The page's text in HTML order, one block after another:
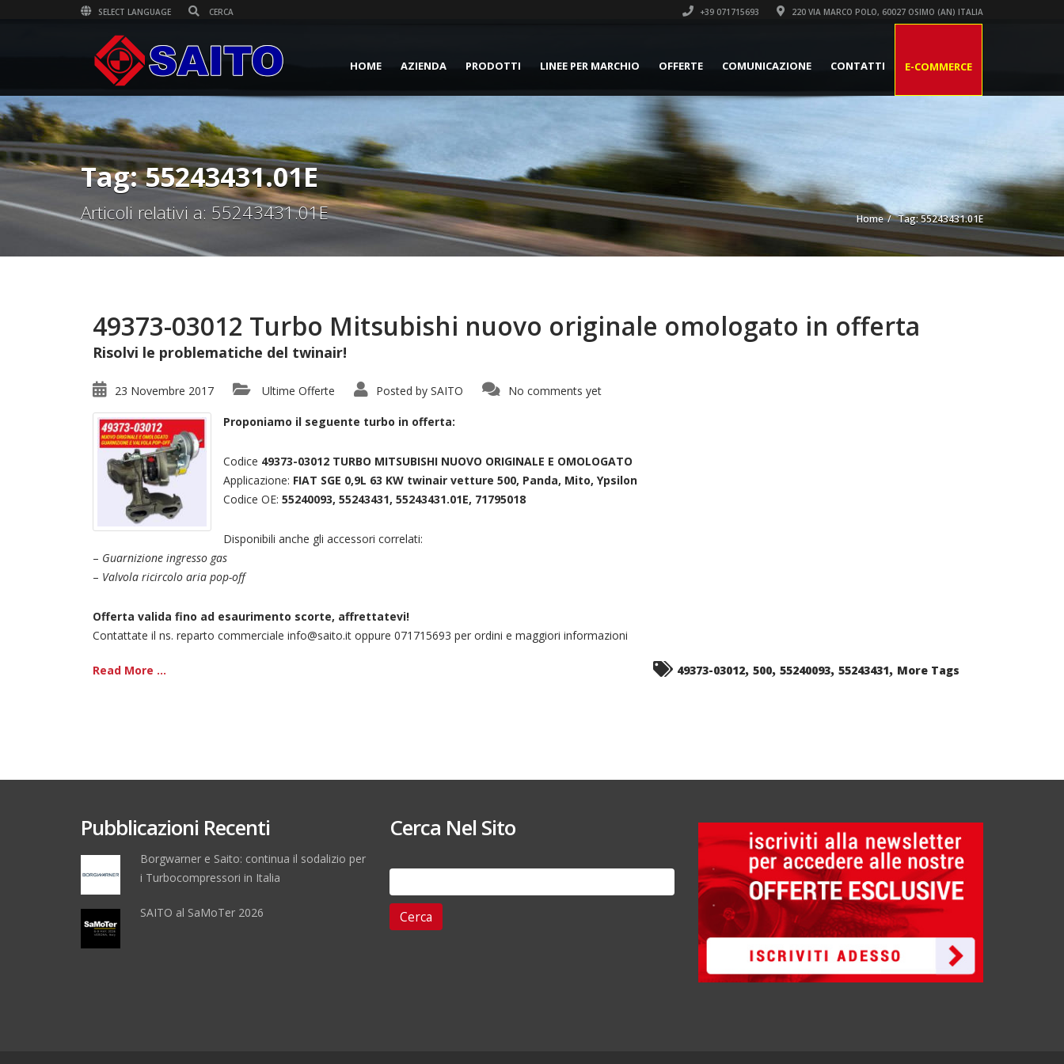
SELECT LANGUAGE +39 071715693 220 VIA MARCO POLO, 60027 OSIMO (AN) ITALIA
HOME AZIENDA PRODOTTI LINEE PER MARCHIO OFFERTE COMUNICAZIONE CONTATTI E-COMMERCE
Tag: 55243431.01E
Articoli relativi a: 55243431.01E Home Tag: 55243431.01E
49373-03012 Turbo Mitsubishi nuovo originale omologato in offerta
Risolvi le problematiche del twinair!
23 Novembre 2017 Ultime Offerte Posted by SAITO No comments yet
Proponiamo il seguente turbo in offerta:
Codice 49373-03012 TURBO MITSUBISHI NUOVO ORIGINALE E OMOLOGATO
Applicazione: FIAT SGE 0,9L 63 KW twinair vetture 500, Panda, Mito, Ypsilon
Codice OE: 55240093, 55243431, 55243431.01E, 71795018
Disponibili anche gli accessori correlati:
– Guarnizione ingresso gas
– Valvola ricircolo aria pop-off
Offerta valida fino ad esaurimento scorte, affrettatevi!
Contattate il ns. reparto commerciale info@saito.it oppure 071715693 per ordini e maggiori informazioni
Read More ... 49373-03012, 500, 55240093, 55243431, More Tags
Pubblicazioni Recenti
Borgwarner e Saito: continua il sodalizio per
i Turbocompressori in Italia
SAITO al SaMoTer 2026
Cerca Nel Sito
Ricerca
per: